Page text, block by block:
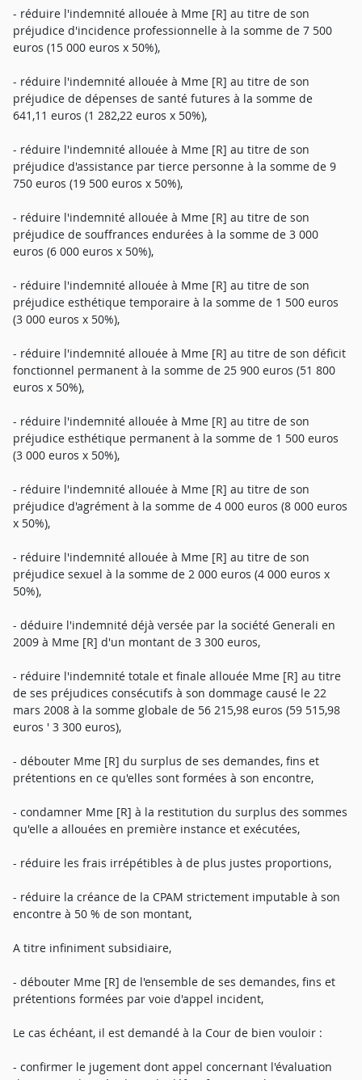
- réduire l'indemnité allouée à Mme [R] au titre de son
préjudice d'incidence professionnelle à la somme de 7 500
euros (15 000 euros x 50%),
- réduire l'indemnité allouée à Mme [R] au titre de son
préjudice de dépenses de santé futures à la somme de
641,11 euros (1 282,22 euros x 50%),
- réduire l'indemnité allouée à Mme [R] au titre de son
préjudice d'assistance par tierce personne à la somme de 9
750 euros (19 500 euros x 50%),
- réduire l'indemnité allouée à Mme [R] au titre de son
préjudice de souffrances endurées à la somme de 3 000
euros (6 000 euros x 50%),
- réduire l'indemnité allouée à Mme [R] au titre de son
préjudice esthétique temporaire à la somme de 1 500 euros
(3 000 euros x 50%),
- réduire l'indemnité allouée à Mme [R] au titre de son déficit
fonctionnel permanent à la somme de 25 900 euros (51 800
euros x 50%),
- réduire l'indemnité allouée à Mme [R] au titre de son
préjudice esthétique permanent à la somme de 1 500 euros
(3 000 euros x 50%),
- réduire l'indemnité allouée à Mme [R] au titre de son
préjudice d'agrément à la somme de 4 000 euros (8 000 euros
x 50%),
- réduire l'indemnité allouée à Mme [R] au titre de son
préjudice sexuel à la somme de 2 000 euros (4 000 euros x
50%),
- déduire l'indemnité déjà versée par la société Generali en
2009 à Mme [R] d'un montant de 3 300 euros,
- réduire l'indemnité totale et finale allouée Mme [R] au titre
de ses préjudices consécutifs à son dommage causé le 22
mars 2008 à la somme globale de 56 215,98 euros (59 515,98
euros ' 3 300 euros),
- débouter Mme [R] du surplus de ses demandes, fins et
prétentions en ce qu'elles sont formées à son encontre,
- condamner Mme [R] à la restitution du surplus des sommes
qu'elle a allouées en première instance et exécutées,
- réduire les frais irrépétibles à de plus justes proportions,
- réduire la créance de la CPAM strictement imputable à son
encontre à 50 % de son montant,
A titre infiniment subsidiaire,
- débouter Mme [R] de l'ensemble de ses demandes, fins et
prétentions formées par voie d'appel incident,
Le cas échéant, il est demandé à la Cour de bien vouloir :
- confirmer le jugement dont appel concernant l'évaluation